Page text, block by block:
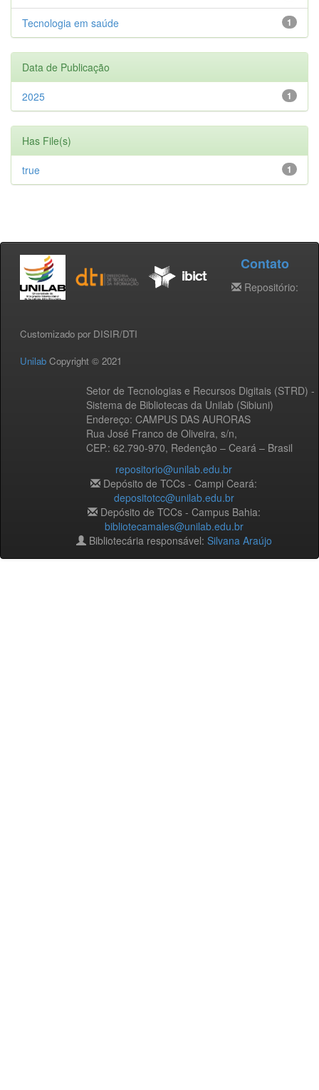
1
Tecnologia em saúde
Data de Publicação
1
2025
Has File(s)
1
true
Customizado por DISIR/DTI
Unilab Copyright © 2021
Setor de Tecnologias e Recursos Digitais (STRD) -
Sistema de Bibliotecas da Unilab (Sibiuni)
Endereço: CAMPUS DAS AURORAS
Rua José Franco de Oliveira, s/n,
CEP.: 62.790-970, Redenção – Ceará – Brasil
Contato
Repositório:
repositorio@unilab.edu.br
Depósito de TCCs - Campi Ceará:
depositotcc@unilab.edu.br
Depósito de TCCs - Campus Bahia:
bibliotecamales@unilab.edu.br
Bibliotecária responsável: Silvana Araújo